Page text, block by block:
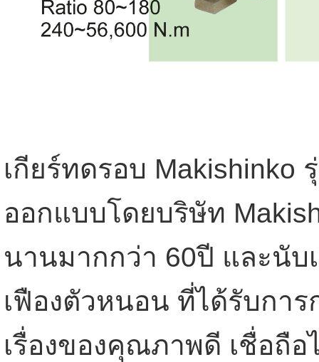
เกียร์ทดรอบ Makishinko
ออกแบบโดยบริษัท
นานมากกว่า 60ปี และนับ
เฟืองตัวหนอน ที่ได้รับกา
เรื่องของคุณภาพดี เชื่อถื